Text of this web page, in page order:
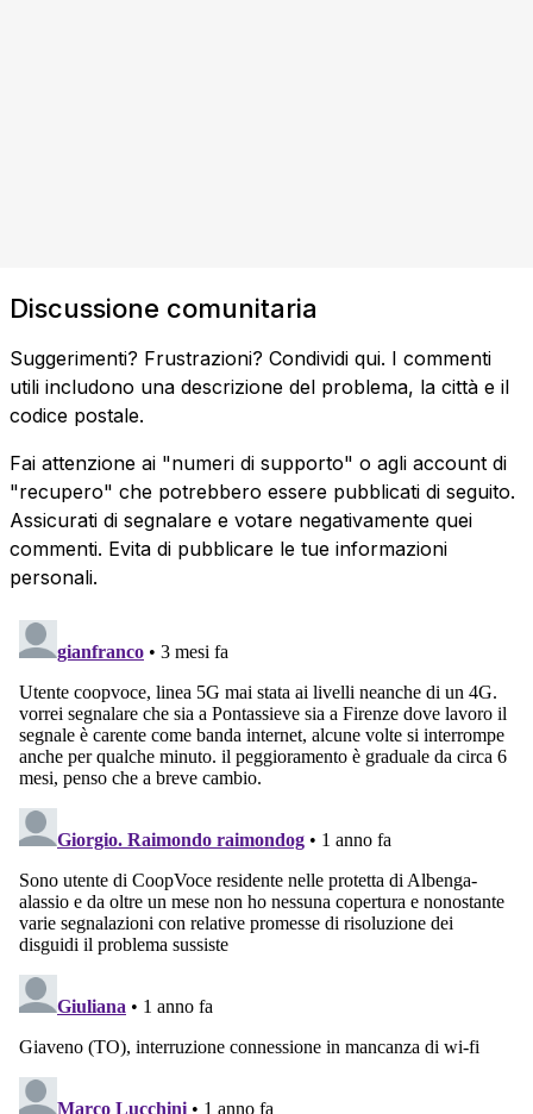
Discussione comunitaria
Suggerimenti? Frustrazioni? Condividi qui. I commenti
utili includono una descrizione del problema, la città e il
codice postale.
Fai attenzione ai "numeri di supporto" o agli account di
"recupero" che potrebbero essere pubblicati di seguito.
Assicurati di segnalare e votare negativamente quei
commenti. Evita di pubblicare le tue informazioni
personali.